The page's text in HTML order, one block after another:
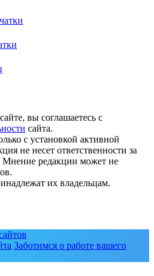
вы соглашаетесь с
сайта.
с установкой активной
не несет ответственности за
Мнение редакции может не
их владельцам.
Заботимся о работе вашего